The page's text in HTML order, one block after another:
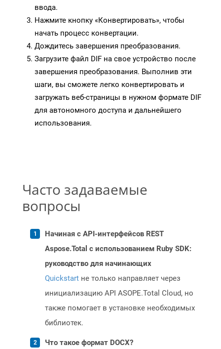
ввода.
Нажмите кнопку «Конвертировать», чтобы
начать процесс конвертации.
Дождитесь завершения преобразования.
Загрузите файл DIF на свое устройство после
завершения преобразования. Выполнив эти
шаги, вы сможете легко конвертировать и
загружать веб-страницы в нужном формате DIF
для автономного доступа и дальнейшего
использования.
Часто задаваемые
вопросы
Начиная с API-интерфейсов REST
Aspose.Total с использованием Ruby SDK:
руководство для начинающих
Quickstart не только направляет через
инициализацию API ASOPE.Total Cloud, но
также помогает в установке необходимых
библиотек.
Что такое формат DOCX?